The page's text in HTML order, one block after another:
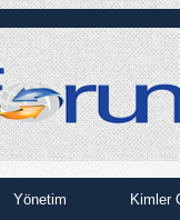
Yönetim Kimler